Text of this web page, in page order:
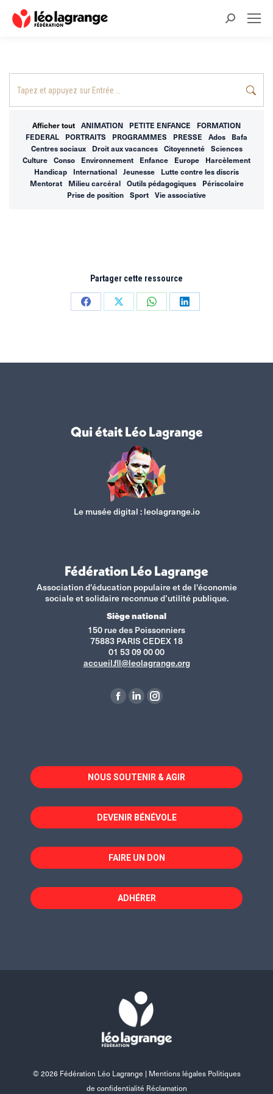
Recherche
Afficher tout ANIMATION PETITE ENFANCE
FORMATION
FEDERAL
PORTRAITS PROGRAMMES PRESSE Ados
Bafa
Centres sociaux
Droit aux vacances Citoyenneté
Sciences
Culture
Conso Environnement Enfance Europe
Harcèlement
Handicap
International Jeunesse
Lutte contre les discris
Mentorat
Milieu carcéral Outils pédagogiques
Périscolaire
Prise de position
Sport Vie associative
Partager cette ressource
PartagerPartagerPartagerPartager
Qui était Léo Lagrange
Le musée digital :leolagrange.io
Fédération Léo Lagrange
Association d'éducation populaire et de l'économie
sociale et solidaire reconnue d’utilité publique.
Siège national
150 rue des Poissonniers
75883 PARIS CEDEX 18
01 53 09 00 00
accueil.fll@leolagrange.org
La
dans
une
fenêtre
La
dans
une
fenêtre
La
dans
une
fenêtre
NOUS SOUTENIR & AGIR
DEVENIR BÉNÉVOLE
FAIRE UN DON
ADHÉRER
© 2026 Fédération Léo Lagrange | Mentions légales Politiques
de confidentialité Réclamation